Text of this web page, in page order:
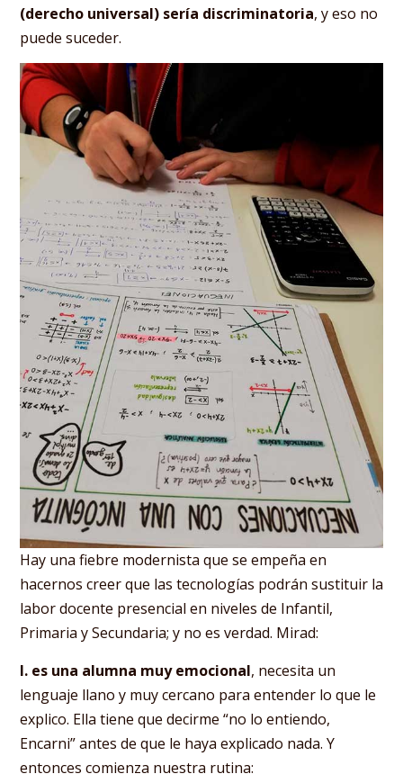
(derecho universal) sería discriminatoria, y eso no
puede suceder.
Hay una fiebre modernista que se empeña en
hacernos creer que las tecnologías podrán sustituir la
labor docente presencial en niveles de Infantil,
Primaria y Secundaria; y no es verdad. Mirad:
I. es una alumna muy emocional, necesita un
lenguaje llano y muy cercano para entender lo que le
explico. Ella tiene que decirme “no lo entiendo,
Encarni” antes de que le haya explicado nada. Y
entonces comienza nuestra rutina: